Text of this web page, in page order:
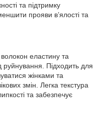
та підтримку
прояви в’ялості та
еластину та
Підходить для
жінками та
змін. Легка текстура
та забезпечує